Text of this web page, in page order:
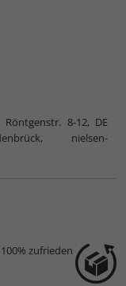
8-12, DE
nielsen-
zufrieden